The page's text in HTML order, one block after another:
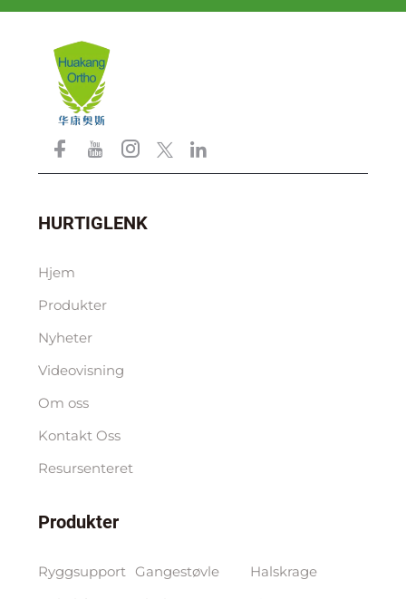
HURTIGLENK
Hjem
Produkter
Nyheter
Videovisning
Om oss
Kontakt Oss
Resursenteret
Produkter
Ryggsupport
Gangestøvle
Halskrage